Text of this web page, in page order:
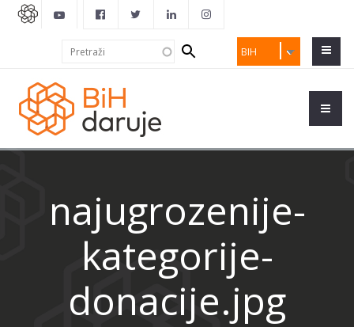
BIH
Search
form
najugrozenije-
kategorije-
donacije.jpg